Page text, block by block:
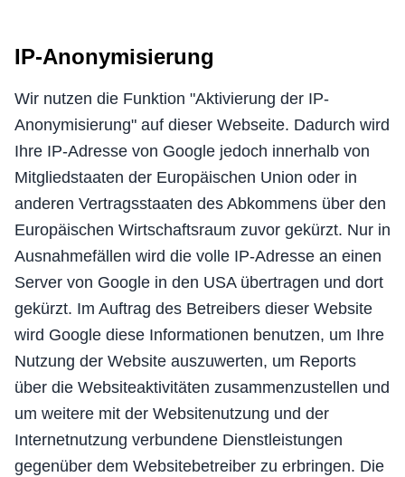
IP-Anonymisierung
Wir nutzen die Funktion "Aktivierung der IP-
Anonymisierung" auf dieser Webseite. Dadurch wird
Ihre IP-Adresse von Google jedoch innerhalb von
Mitgliedstaaten der Europäischen Union oder in
anderen Vertragsstaaten des Abkommens über den
Europäischen Wirtschaftsraum zuvor gekürzt. Nur in
Ausnahmefällen wird die volle IP-Adresse an einen
Server von Google in den USA übertragen und dort
gekürzt. Im Auftrag des Betreibers dieser Website
wird Google diese Informationen benutzen, um Ihre
Nutzung der Website auszuwerten, um Reports
über die Websiteaktivitäten zusammenzustellen und
um weitere mit der Websitenutzung und der
Internetnutzung verbundene Dienstleistungen
gegenüber dem Websitebetreiber zu erbringen. Die